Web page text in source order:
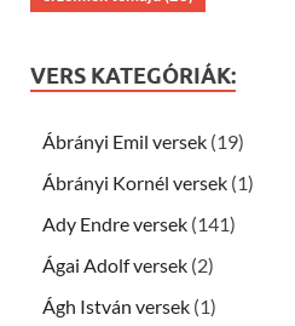
VERS KATEGÓRIÁK:
Ábrányi Emil versek (19)
Ábrányi Kornél versek (1)
Ady Endre versek (141)
Ágai Adolf versek (2)
Ágh István versek (1)